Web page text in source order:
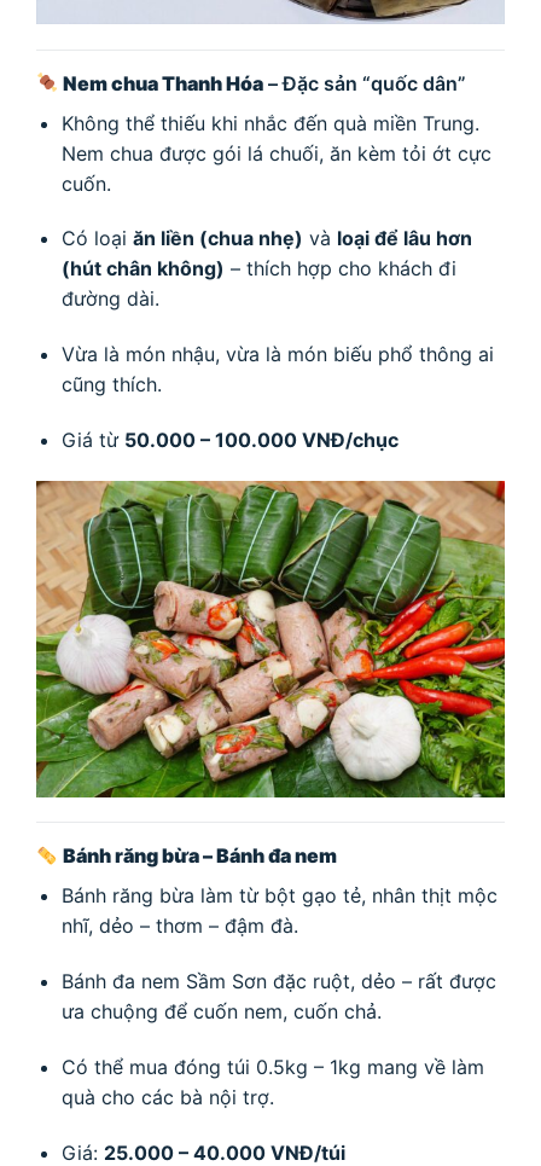
Nem chua Thanh Hóa – Đặc sản “quốc dân”
Không thể thiếu khi nhắc đến quà miền Trung.
Nem chua được gói lá chuối, ăn kèm tỏi ớt cực
cuốn.
Có loại ăn liền (chua nhẹ) và loại để lâu hơn
(hút chân không) – thích hợp cho khách đi
đường dài.
Vừa là món nhậu, vừa là món biếu phổ thông ai
cũng thích.
Giá từ 50.000 – 100.000 VNĐ/chục
Bánh răng bừa – Bánh đa nem
Bánh răng bừa làm từ bột gạo tẻ, nhân thịt mộc
nhĩ, dẻo – thơm – đậm đà.
Bánh đa nem Sầm Sơn đặc ruột, dẻo – rất được
ưa chuộng để cuốn nem, cuốn chả.
Có thể mua đóng túi 0.5kg – 1kg mang về làm
quà cho các bà nội trợ.
Giá: 25.000 – 40.000 VNĐ/túi